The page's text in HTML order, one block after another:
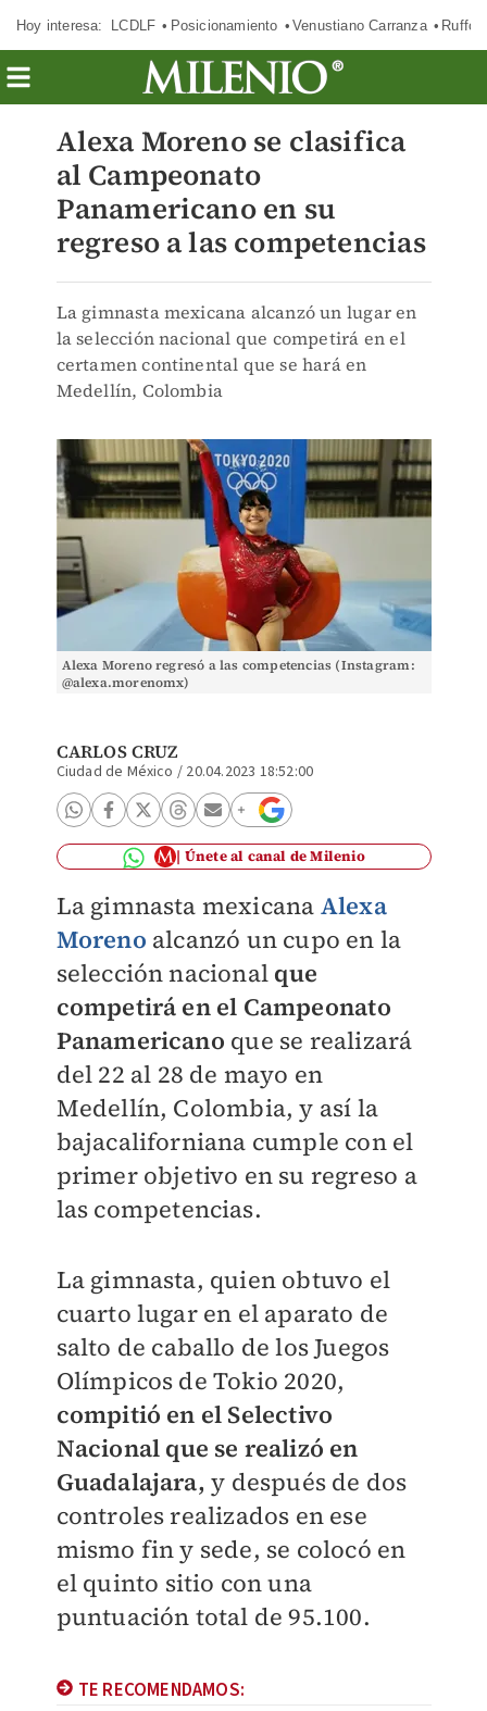
Hoy interesa: LCDLF Posicionamiento Venustiano Carranza Ruffo
Alexa Moreno se clasifica
al Campeonato
Panamericano en su
regreso a las competencias
La gimnasta mexicana alcanzó un lugar en
la selección nacional que competirá en el
certamen continental que se hará en
Medellín, Colombia
Alexa Moreno regresó a las competencias (Instagram:
@alexa.morenomx)
CARLOS CRUZ
Ciudad de México / 20.04.2023 18:52:00
Únete al canal de Milenio
La gimnasta mexicana Alexa
Moreno alcanzó un cupo en la
selección nacional que
competirá en el Campeonato
Panamericano que se realizará
del 22 al 28 de mayo en
Medellín, Colombia, y así la
bajacaliforniana cumple con el
primer objetivo en su regreso a
las competencias.
La gimnasta, quien obtuvo el
cuarto lugar en el aparato de
salto de caballo de los Juegos
Olímpicos de Tokio 2020,
compitió en el Selectivo
Nacional que se realizó en
Guadalajara, y después de dos
controles realizados en ese
mismo fin y sede, se colocó en
el quinto sitio con una
puntuación total de 95.100.
TE RECOMENDAMOS: